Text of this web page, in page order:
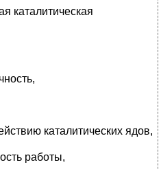
каталитическая
каталитических ядов,
работы,